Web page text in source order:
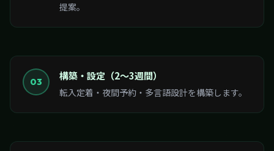
提案。
03 構築・設定（2〜3週間）
転入定着・夜間予約・多言語設計を構築します。